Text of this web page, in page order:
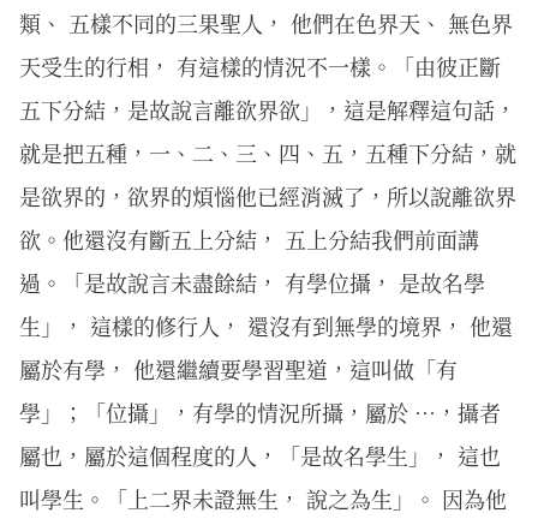
類、 五樣不同的三果聖人， 他們在色界天、 無色界
天受生的行相， 有這樣的情況不一樣。「由彼正斷
五下分結，是故說言離欲界欲」，這是解釋這句話，
就是把五種，一、二、三、四、五，五種下分結，就
是欲界的，欲界的煩惱他已經消滅了，所以說離欲界
欲。他還沒有斷五上分結， 五上分結我們前面講
過。「是故說言未盡餘結， 有學位攝， 是故名學
生」， 這樣的修行人， 還沒有到無學的境界， 他還
屬於有學， 他還繼續要學習聖道，這叫做「有
學」；「位攝」，有學的情況所攝，屬於 …，攝者
屬也，屬於這個程度的人，「是故名學生」， 這也
叫學生。「上二界未證無生， 說之為生」。 因為他